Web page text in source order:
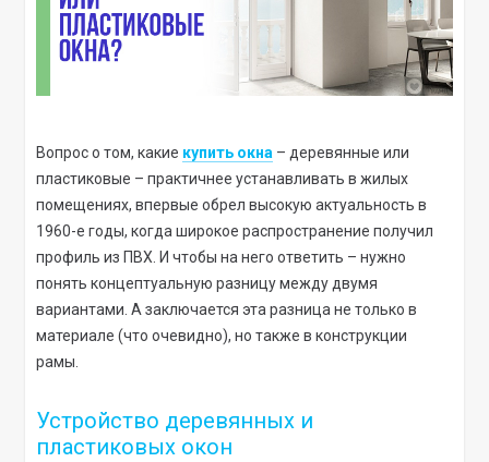
Вопрос о том, какие купить окна – деревянные или
пластиковые – практичнее устанавливать в жилых
помещениях, впервые обрел высокую актуальность в
1960-е годы, когда широкое распространение получил
профиль из ПВХ. И чтобы на него ответить – нужно
понять концептуальную разницу между двумя
вариантами. А заключается эта разница не только в
материале (что очевидно), но также в конструкции
рамы.
Устройство деревянных и
пластиковых окон